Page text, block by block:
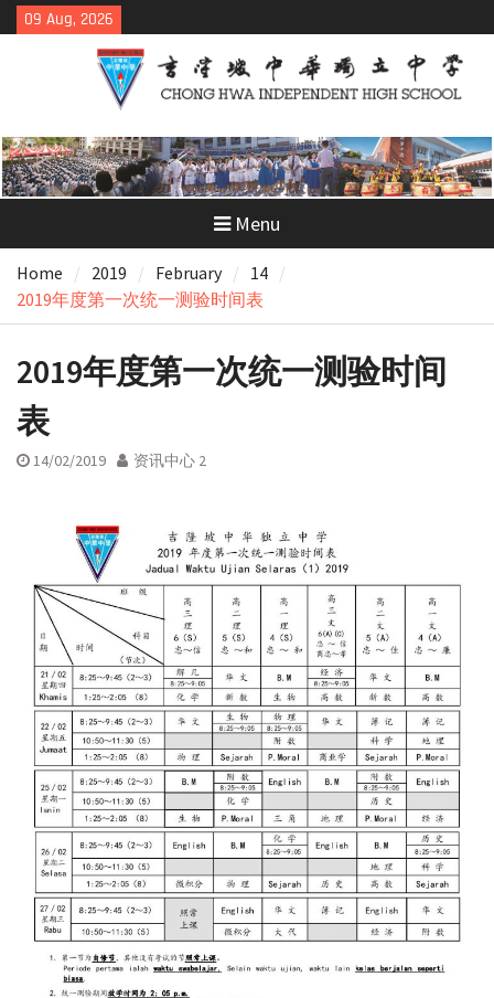
Skip
to
09 Aug, 2026
Menu
Home 2019 February
14
2019年度第一次统一测验时间表
2019年度第一次统一测验时间
表
14/02/2019 资讯中心 2